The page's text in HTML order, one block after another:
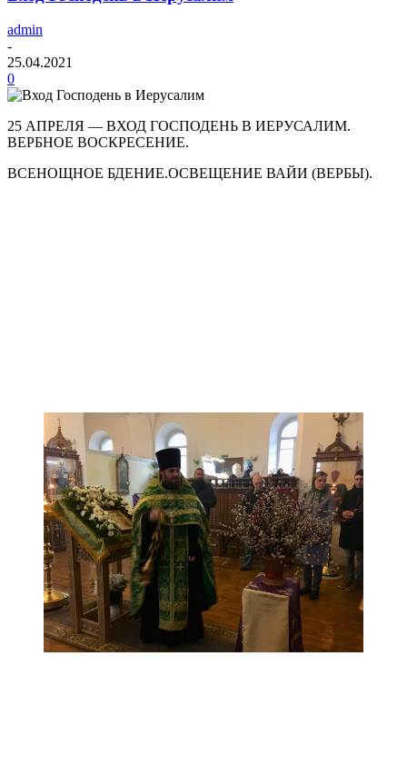
admin
-
25.04.2021
0
25 АПРЕЛЯ — ВХОД ГОСПОДЕНЬ В ИЕРУСАЛИМ.
ВЕРБНОЕ ВОСКРЕСЕНИЕ.
ВСЕНОЩНОЕ БДЕНИЕ.ОСВЕЩЕНИЕ ВАЙИ (ВЕРБЫ).